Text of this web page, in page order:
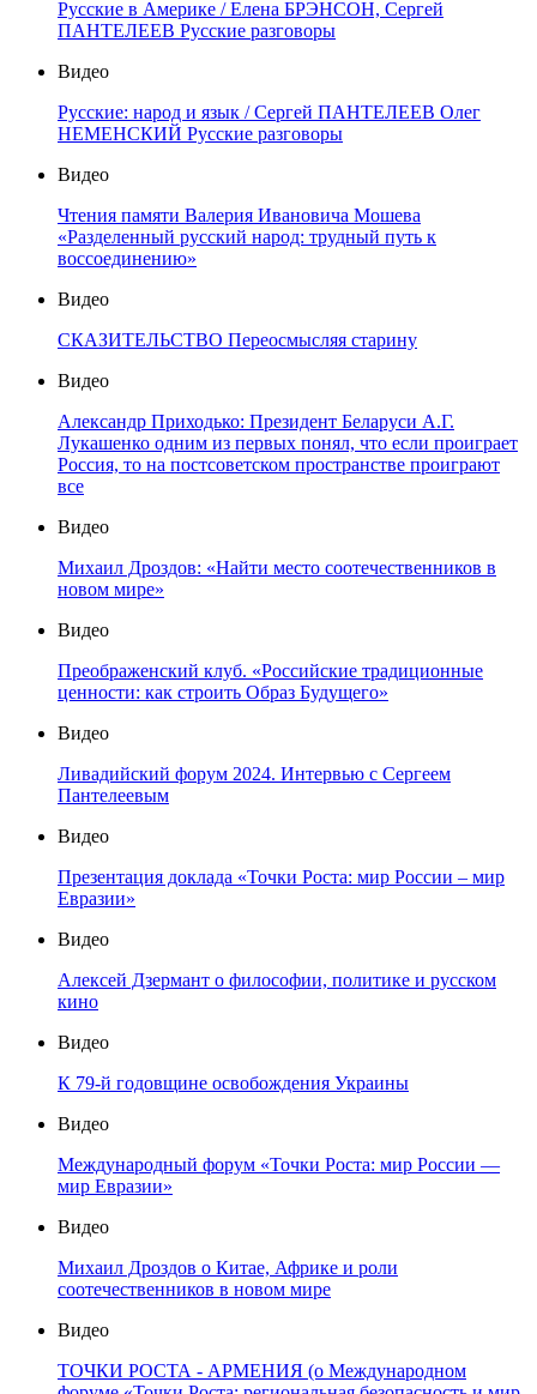
Русские в Америке / Елена БРЭНСОН, Сергей
ПАНТЕЛЕЕВ Русские разговоры
Видео
Русские: народ и язык / Сергей ПАНТЕЛЕЕВ Олег
НЕМЕНСКИЙ Русские разговоры
Видео
Чтения памяти Валерия Ивановича Мошева
«Разделенный русский народ: трудный путь к
воссоединению»
Видео
СКАЗИТЕЛЬСТВО Переосмысляя старину
Видео
Александр Приходько: Президент Беларуси А.Г.
Лукашенко одним из первых понял, что если проиграет
Россия, то на постсоветском пространстве проиграют
все
Видео
Михаил Дроздов: «Найти место соотечественников в
новом мире»
Видео
Преображенский клуб. «Российские традиционные
ценности: как строить Образ Будущего»
Видео
Ливадийский форум 2024. Интервью с Сергеем
Пантелеевым
Видео
Презентация доклада «Точки Роста: мир России – мир
Евразии»
Видео
Алексей Дзермант о философии, политике и русском
кино
Видео
К 79-й годовщине освобождения Украины
Видео
Международный форум «Точки Роста: мир России —
мир Евразии»
Видео
Михаил Дроздов о Китае, Африке и роли
соотечественников в новом мире
Видео
ТОЧКИ РОСТА - АРМЕНИЯ (о Международном